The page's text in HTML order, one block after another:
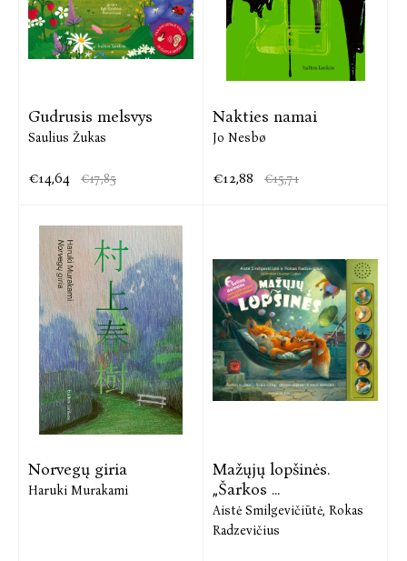
Gudrusis melsvys
Saulius Žukas
€14,64 €17,85
Nakties namai
Jo Nesbø
€12,88 €15,71
Norvegų giria
Haruki Murakami
Mažųjų lopšinės.
„Šarkos ...
Aistė Smilgevičiūtė, Rokas
Radzevičius